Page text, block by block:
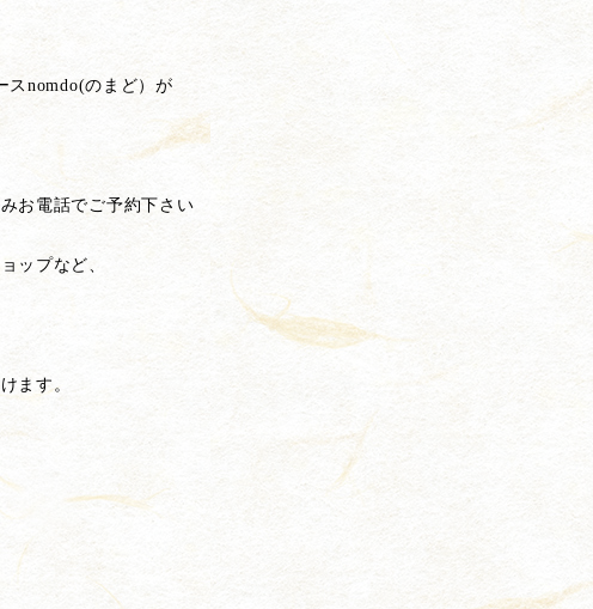
スnomdo(のまど）が
お電話でご予約下さい
ップなど、
ます。